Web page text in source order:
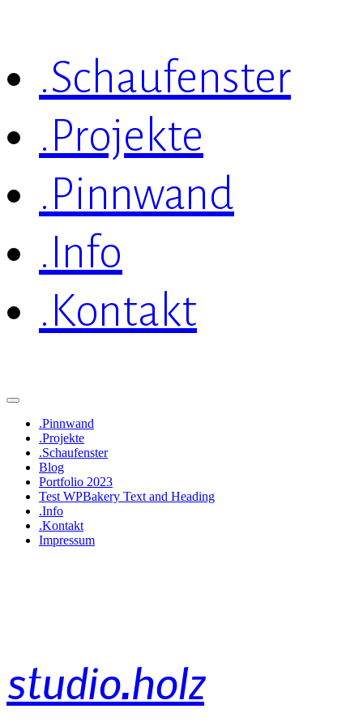
.Schaufenster
.Projekte
.Pinnwand
.Info
.Kontakt
.Pinnwand
.Projekte
.Schaufenster
Blog
Portfolio 2023
Test WPBakery Text and Heading
.Info
.Kontakt
Impressum
studio.holz